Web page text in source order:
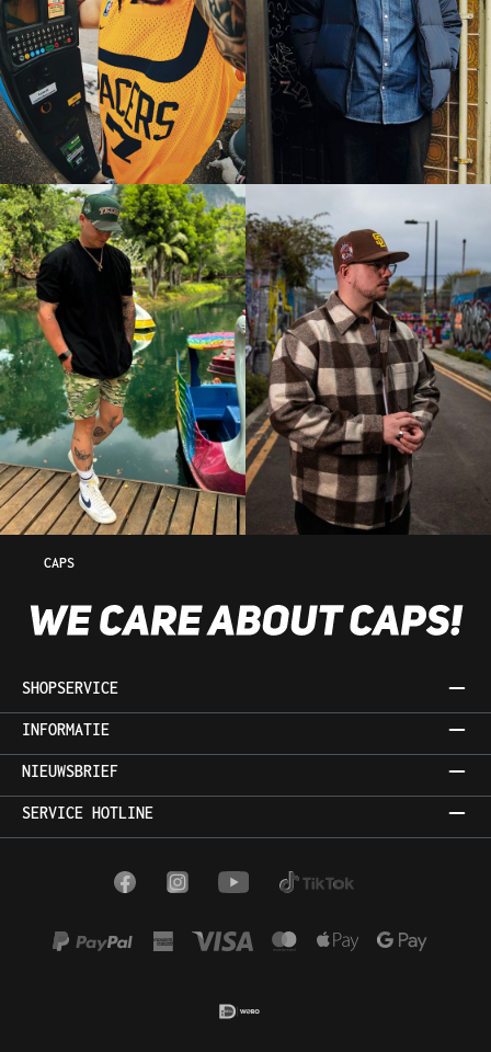
CAPS
SHOPSERVICE
INFORMATIE
NIEUWSBRIEF
SERVICE HOTLINE